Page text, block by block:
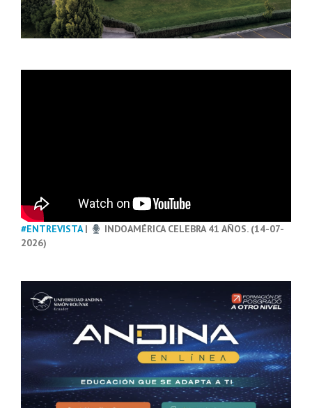
#ENTREVISTA|
INDOAMÉRICA CELEBRA 41 AÑOS. (14-07-
2026)